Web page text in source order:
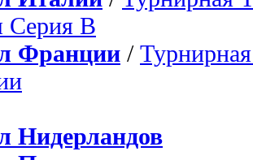
Серия B
Франции /
Нидерландов